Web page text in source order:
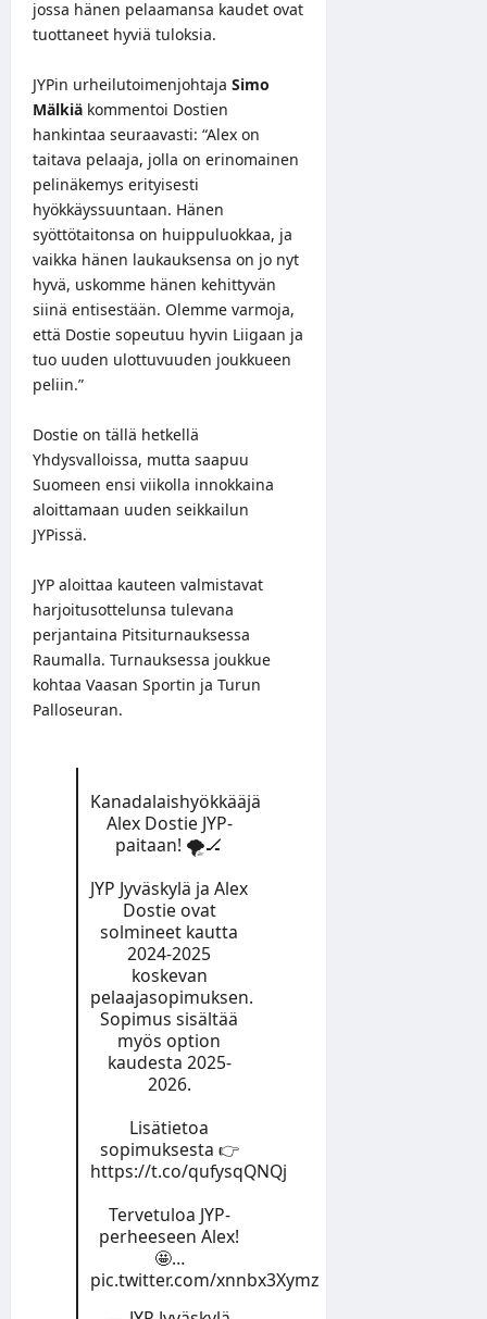
jossa hänen pelaamansa kaudet ovat
tuottaneet hyviä tuloksia.
JYPin urheilutoimenjohtaja Simo
Mälkiä kommentoi Dostien
hankintaa seuraavasti: “Alex on
taitava pelaaja, jolla on erinomainen
pelinäkemys erityisesti
hyökkäyssuuntaan. Hänen
syöttötaitonsa on huippuluokkaa, ja
vaikka hänen laukauksensa on jo nyt
hyvä, uskomme hänen kehittyvän
siinä entisestään. Olemme varmoja,
että Dostie sopeutuu hyvin Liigaan ja
tuo uuden ulottuvuuden joukkueen
peliin.”
Dostie on tällä hetkellä
Yhdysvalloissa, mutta saapuu
Suomeen ensi viikolla innokkaina
aloittamaan uuden seikkailun
JYPissä.
JYP aloittaa kauteen valmistavat
harjoitusottelunsa tulevana
perjantaina Pitsiturnauksessa
Raumalla. Turnauksessa joukkue
kohtaa Vaasan Sportin ja Turun
Palloseuran.
Kanadalaishyökkääjä
Alex Dostie JYP-
paitaan! 🌪🏒
JYP Jyväskylä ja Alex
Dostie ovat
solmineet kautta
2024-2025
koskevan
pelaajasopimuksen.
Sopimus sisältää
myös option
kaudesta 2025-
2026.
Lisätietoa
sopimuksesta 👉
https://t.co/qufysqQNQj
Tervetuloa JYP-
perheeseen Alex!
🤩…
pic.twitter.com/xnnbx3Xymz